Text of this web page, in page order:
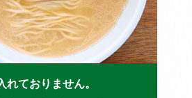
れておりません。